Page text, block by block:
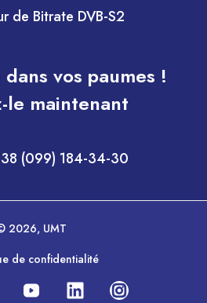
de Bitrate DVB-S2
vos paumes !
le maintenant
(099) 184-34-30
2026, UMT
de confidentialité